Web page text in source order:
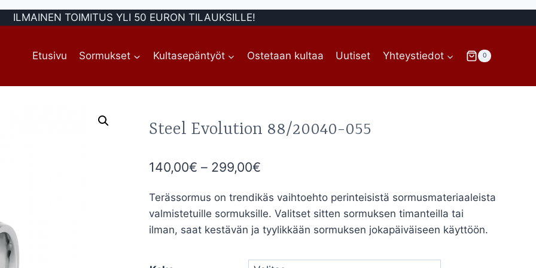
ILMAINEN TOIMITUS YLI 50 EURON TILAUKSILLE!
Etusivu Sormukset Kultasepäntyöt Ostetaan kultaa Uutiset Yhteystiedot 0
Steel Evolution 88/20040-055
140,00€ – 299,00€Hintaluokka:
-
299,00€
Terässormus on trendikäs vaihtoehto perinteisistä sormusmateriaaleista
valmistetuille sormuksille. Valitset sitten sormuksen timanteilla tai
ilman, saat kestävän ja tyylikkään sormuksen jokapäiväiseen käyttöön.